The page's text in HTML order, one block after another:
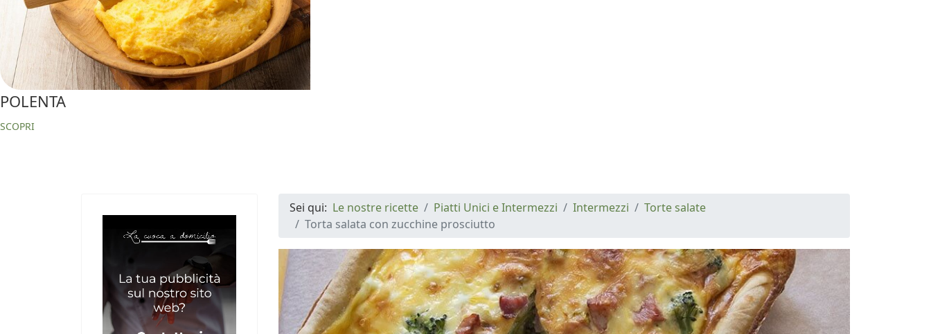
POLENTA
SCOPRI
Sei qui: Le nostre ricette Piatti Unici e Intermezzi Intermezzi
Torte salate
Torta salata con zucchine prosciutto